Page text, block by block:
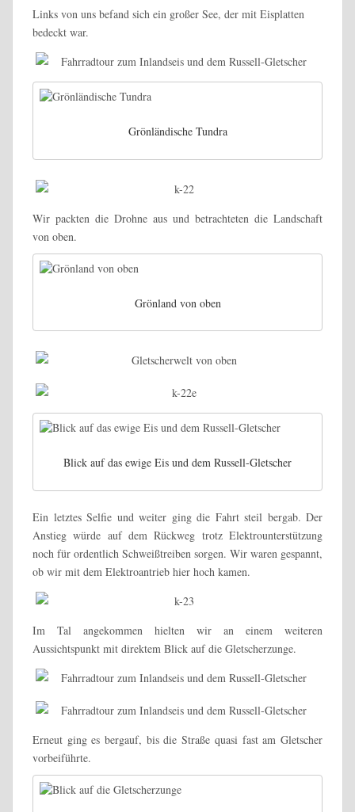
Links von uns befand sich ein großer See, der mit Eisplatten
bedeckt war.
Grönländische Tundra
Wir packten die Drohne aus und betrachteten die Landschaft
von oben.
Grönland von oben
Blick auf das ewige Eis und dem Russell-Gletscher
Ein letztes Selfie und weiter ging die Fahrt steil bergab. Der
Anstieg würde auf dem Rückweg trotz Elektrounterstützung
noch für ordentlich Schweißtreiben sorgen. Wir waren gespannt,
ob wir mit dem Elektroantrieb hier hoch kamen.
Im Tal angekommen hielten wir an einem weiteren
Aussichtspunkt mit direktem Blick auf die Gletscherzunge.
Erneut ging es bergauf, bis die Straße quasi fast am Gletscher
vorbeiführte.